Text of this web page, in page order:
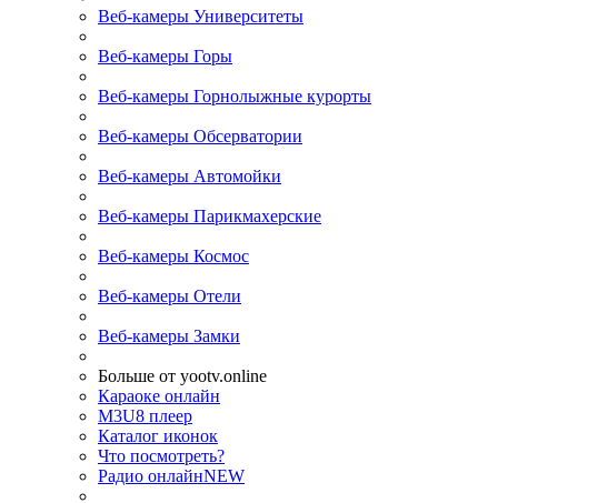
Веб-камеры Университеты
Веб-камеры Горы
Веб-камеры Горнолыжные курорты
Веб-камеры Обсерватории
Веб-камеры Автомойки
Веб-камеры Парикмахерские
Веб-камеры Космос
Веб-камеры Отели
Веб-камеры Замки
Больше от yootv.online
Караоке онлайн
M3U8 плеер
Каталог иконок
Что посмотреть?
Радио онлайнNEW